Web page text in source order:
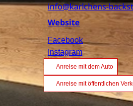
info@karlchens-
Website
Facebook
Instagram
Anreise mit dem Auto
Anreise mit öffentlichen